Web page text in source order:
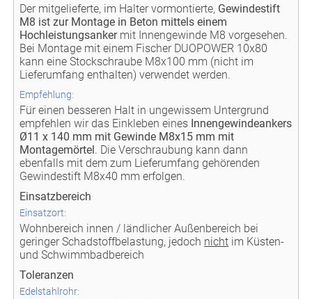
Der mitgelieferte, im Halter vormontierte, Gewindestift
M8 ist zur Montage in Beton mittels einem
Hochleistungsankermit Innengewinde M8 vorgesehen.
Bei Montage mit einem Fischer DUOPOWER 10x80
kann eine Stockschraube M8x100 mm (nicht im
Lieferumfang enthalten) verwendet werden.
Empfehlung:
Für einen besseren Halt in ungewissem Untergrund
empfehlen wir das Einkleben eines Innengewindeankers
Ø11 x 140 mm mit Gewinde M8x15 mm mit
Montagemörtel. Die Verschraubung kann dann
ebenfalls mit dem zum Lieferumfang gehörenden
Gewindestift M8x40 mm erfolgen.
Einsatzbereich
Einsatzort:
Wohnbereich innen / ländlicher Außenbereich bei
geringer Schadstoffbelastung, jedoch nicht im Küsten-
und Schwimmbadbereich
Toleranzen
Edelstahlrohr: